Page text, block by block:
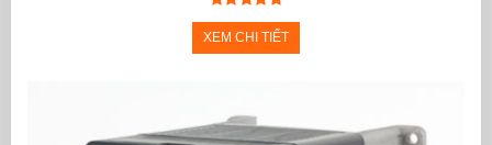
XEM CHI TIẾT